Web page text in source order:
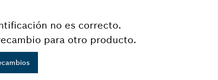
no es correcto.
para otro producto.